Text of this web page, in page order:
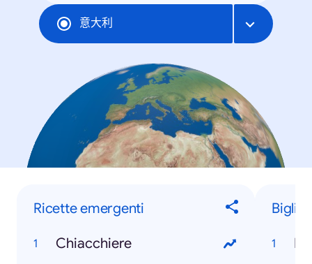
意大利
Ricette emergenti
Chiacchiere